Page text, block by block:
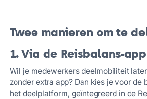
Twee manieren om te
1. Via de Reisbalans-app
Wil je medewerkers deelmobiliteit
zonder extra app? Dan kies je voor de
het deelplatform, geïntegreerd in de